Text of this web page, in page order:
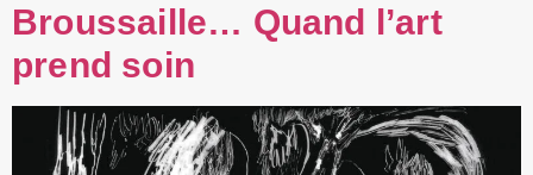
Broussaille… Quand l’art
prend soin